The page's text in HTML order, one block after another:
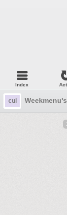
Index
cul